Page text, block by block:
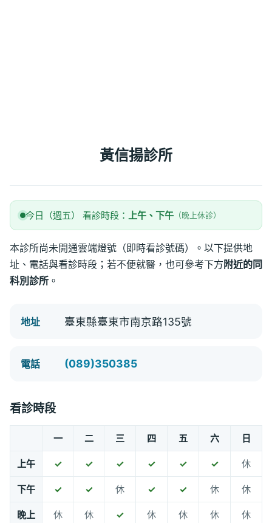
黃信揚診所
今日（週五） 看診時段： 上午、下午 （晚上休診）
本診所尚未開通雲端燈號（即時看診號碼）。以下提供地
址、電話與看診時段；若不便就醫，也可參考下方 附近的同
科別診所 。
地址 臺東縣臺東市南京路135號
電話 (089)350385
看診時段
一 二 三 四 五 六 日
上午 ✓ ✓ ✓ ✓ ✓ ✓ 休
下午 ✓ ✓ 休 ✓ ✓ 休 休
晚上 休 休 ✓ 休 休 休 休